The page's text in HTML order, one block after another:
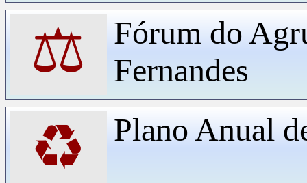
⚖
Fórum do
Fernandes
♻ Plano Anual